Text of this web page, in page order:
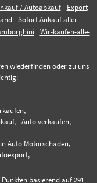
/ Autoabkauf
Export
Sofort Ankauf aller
Wir-kaufen-alle-
wiederfinden oder zu uns
Auto verkaufen,
Auto Motorschaden,
basierend auf291